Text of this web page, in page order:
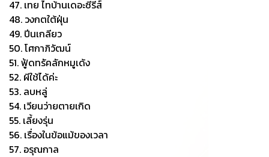
47. เทย ไทบ้านเดอะซีรีส์
48. วงกตใต้ฝุ่น
49. ปีนเกลียว
50. โศกาภิวัฒน์
51. ฟู้ดทรัคลักหมูเด้ง
52. ผีใช้ได้ค่ะ
53. ลบหลู่
54. เวียนว่ายตายเกิด
55. เลี้ยงรุ่น
56. เรื่องในข้อแม้ของเวลา
57. อรุณกาล